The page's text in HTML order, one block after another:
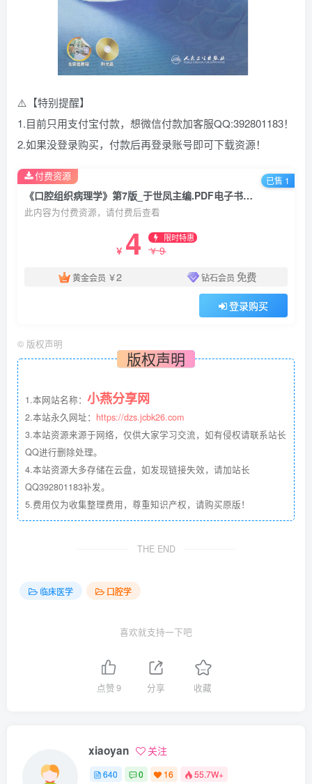
⚠️【特别提醒】
1.目前只用支付宝付款，想微信付款加客服QQ:392801183！
2.如果没登录购买，付款后再登录账号即可下载资源！
《口腔组织病理学》第7版_于世凤主编.PDF电子书下载
此内容为付费资源，请付费后查看
￥ 4 限时特惠
￥9
黄金会员 ￥2 钻石会员 免费
登录购买
付费资源 已售 1
© 版权声明
版权声明
1.本网站名称： 小燕分享网
2.本站永久网址： https://dzs.jcbk26.com
3.本站资源来源于网络，仅供大家学习交流，如有侵权请联系站长
QQ进行删除处理。
4.本站资源大多存储在云盘，如发现链接失效，请加站长
QQ392801183补发。
5.费用仅为收集整理费用，尊重知识产权，请购买原版！
THE END
临床医学 口腔学
喜欢就支持一下吧
点赞9 分享 收藏
xiaoyan 关注
640 0 16 55.7W+